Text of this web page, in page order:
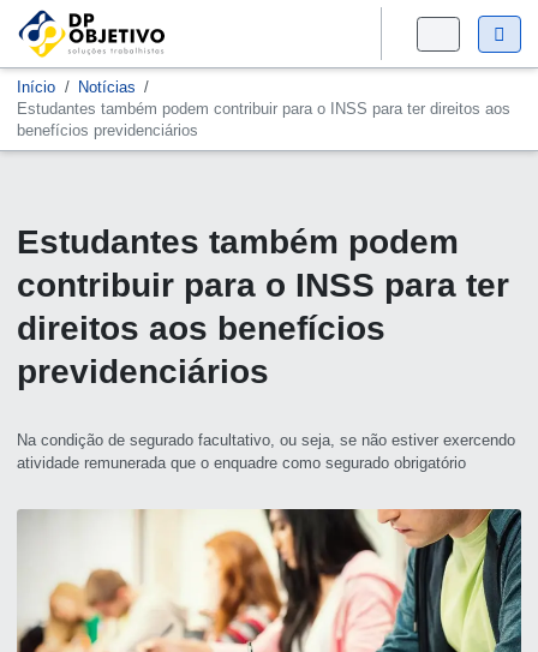
Início
Notícias
Estudantes também podem contribuir para o INSS para ter direitos aos
benefícios previdenciários
Estudantes também podem
contribuir para o INSS para ter
direitos aos benefícios
previdenciários
Na condição de segurado facultativo, ou seja, se não estiver exercendo
atividade remunerada que o enquadre como segurado obrigatório